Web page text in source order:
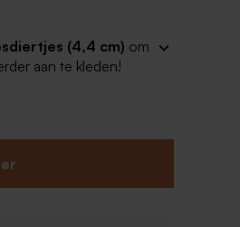
(4,4 cm) om
aan te kleden!